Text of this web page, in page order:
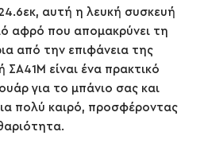
αυτή η λευκή συσκευή
αφρό που απομακρύνει τη
από την επιφάνεια της
είναι ένα πρακτικό
για το μπάνιο σας και
πολύ καιρό, προσφέροντας